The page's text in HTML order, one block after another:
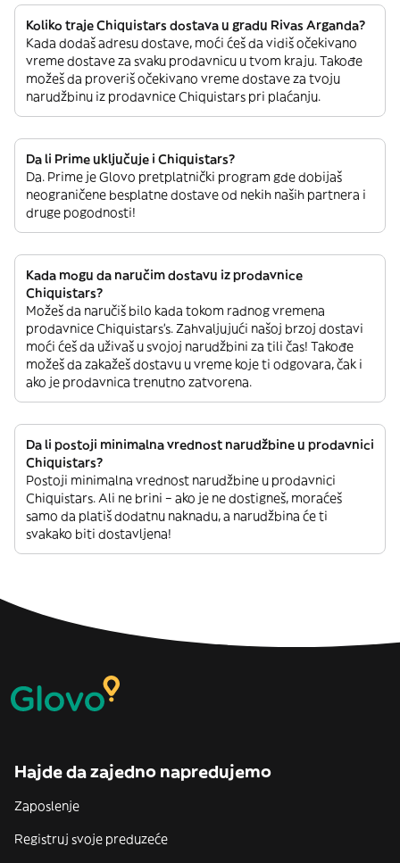
Koliko traje Chiquistars dostava u gradu Rivas Arganda?
Kada dodaš adresu dostave, moći ćeš da vidiš očekivano
vreme dostave za svaku prodavnicu u tvom kraju. Takođe
možeš da proveriš očekivano vreme dostave za tvoju
narudžbinu iz prodavnice Chiquistars pri plaćanju.
Da li Prime uključuje i Chiquistars?
Da. Prime je Glovo pretplatnički program gde dobijaš
neograničene besplatne dostave od nekih naših partnera i
druge pogodnosti!
Kada mogu da naručim dostavu iz prodavnice
Chiquistars?
Možeš da naručiš bilo kada tokom radnog vremena
prodavnice Chiquistars’s. Zahvaljujući našoj brzoj dostavi
moći ćeš da uživaš u svojoj narudžbini za tili čas! Takođe
možeš da zakažeš dostavu u vreme koje ti odgovara, čak i
ako je prodavnica trenutno zatvorena.
Da li postoji minimalna vrednost narudžbine u prodavnici
Chiquistars?
Postoji minimalna vrednost narudžbine u prodavnici
Chiquistars. Ali ne brini – ako je ne dostigneš, moraćeš
samo da platiš dodatnu naknadu, a narudžbina će ti
svakako biti dostavljena!
Hajde da zajedno napredujemo
Zaposlenje
Registruj svoje preduzeće